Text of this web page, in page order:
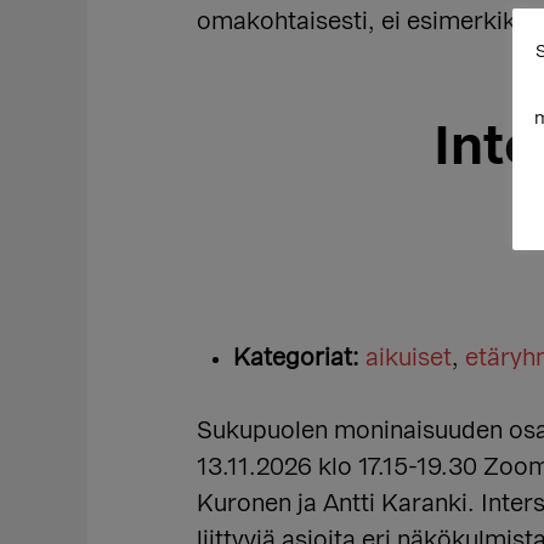
omakohtaisesti, ei
Kategoriat: aikuiset,
Sukupuolen moninaisuuden
13.11.2026 klo 17.15-19.30
Kuronen ja Antti Karanki.